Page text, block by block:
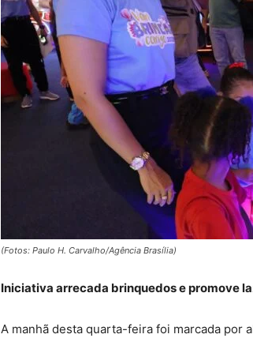
(Fotos: Paulo H. Carvalho/Agência Brasília)
Iniciativa arrecada brinquedos e promove
A manhã desta quarta-feira foi marcada por